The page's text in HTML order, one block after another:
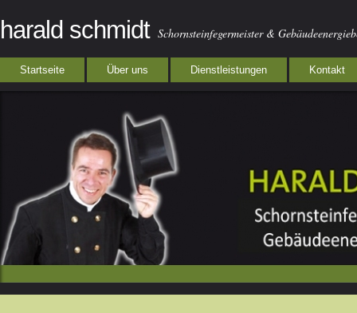
harald schmidt Schornsteinfegermeister &
Startseite Über uns Dienstleistungen Kontakt